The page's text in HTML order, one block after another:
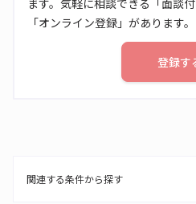
ます。気軽に相談できる「面談
「オンライン登録」があります。
登録す
関連する条件から探す